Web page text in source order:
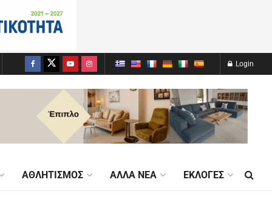
Login
ΑΘΛΗΤΙΣΜΌΣ ΆΛΛΑ ΝΈΑ ΕΚΛΟΓΈΣ